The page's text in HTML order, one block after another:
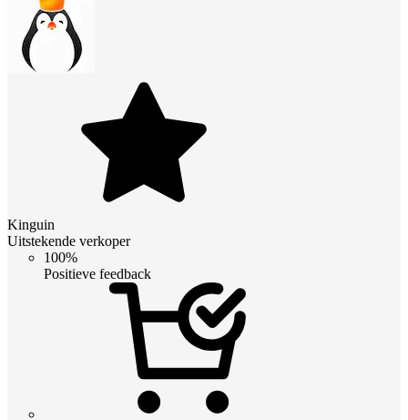
Kinguin
Uitstekende verkoper
100%
Positieve feedback